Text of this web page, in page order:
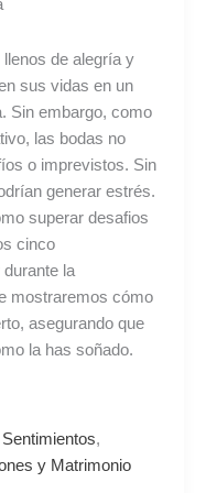
llenos de alegría y
sus vidas en un
Sin embargo, como
las bodas no
o imprevistos. Sin
generar estrés.
superar desafios
cinco
la
mostraremos cómo
asegurando que
la has soñado.
,
y Matrimonio